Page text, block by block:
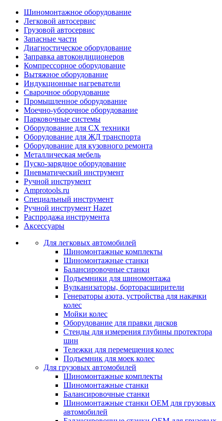
Шиномонтажное оборудование
Легковой автосервис
Грузовой автосервис
Запасные части
Диагностическое оборудование
Заправка автокондиционеров
Компрессорное оборудование
Вытяжное оборудование
Индукционные нагреватели
Сварочное оборудование
Промышленное оборудование
Моечно-уборочное оборудование
Парковочные системы
Оборудование для СХ техники
Оборудование для ЖД транспорта
Оборудование для кузовного ремонта
Металлическая мебель
Пуско-зарядное оборудование
Пневматический инструмент
Ручной инструмент
Amprotools.ru
Специальный инструмент
Ручной инструмент Hazet
Распродажа инструмента
Аксессуары
Для легковых автомобилей
Шиномонтажные комплекты
Шиномонтажные станки
Балансировочные станки
Подъемники для шиномонтажа
Вулканизаторы, борторасширители
Генераторы азота, устройства для накачки
колес
Мойки колес
Оборудование для правки дисков
Стенды для измерения глубины протектора
шин
Тележки для перемещения колес
Подъемник для моек колеc
Для грузовых автомобилей
Шиномонтажные комплекты
Шиномонтажные станки
Балансировочные станки
Шиномонтажные станки ОЕМ для грузовых
автомобилей